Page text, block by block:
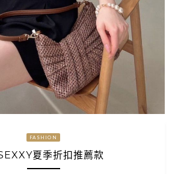
FASHION
夏季折扣推薦款